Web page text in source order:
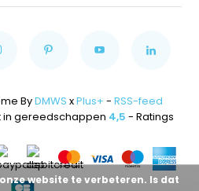
ByDMWS xPlus+ - RSS-feed
in gereedschappen 4,5 - Ratings
website te verbeteren. Is dat